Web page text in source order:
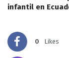
infantil en
0 Likes